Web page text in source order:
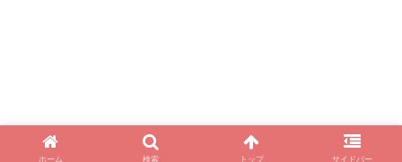
ホーム 検索 トップ サイドバー